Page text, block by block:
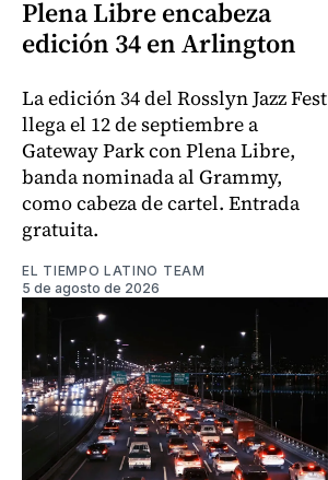
Plena Libre encabeza
edición 34 en Arlington
La edición 34 del Rosslyn Jazz Fest
llega el 12 de septiembre a
Gateway Park con Plena Libre,
banda nominada al Grammy,
como cabeza de cartel. Entrada
gratuita.
EL TIEMPO LATINO TEAM
5 de agosto de 2026